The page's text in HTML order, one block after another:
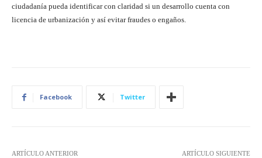
ciudadanía pueda identificar con claridad si un desarrollo cuenta con
licencia de urbanización y así evitar fraudes o engaños.
Facebook Twitter
ARTÍCULO ANTERIOR ARTÍCULO SIGUIENTE